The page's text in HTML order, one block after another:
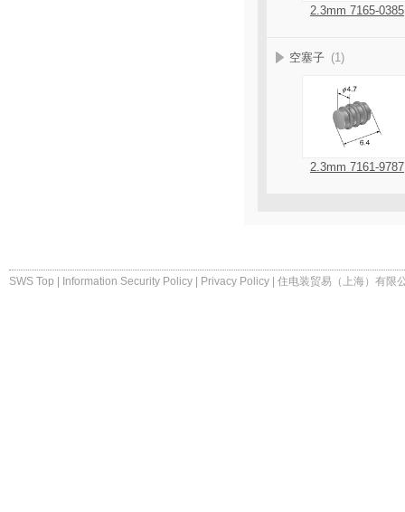
2.3mm 7165-0385
空塞子 (1)
2.3mm 7161-9787
SWS Top Information Security Policy Privacy Policy 住电装贸易（上海）有限